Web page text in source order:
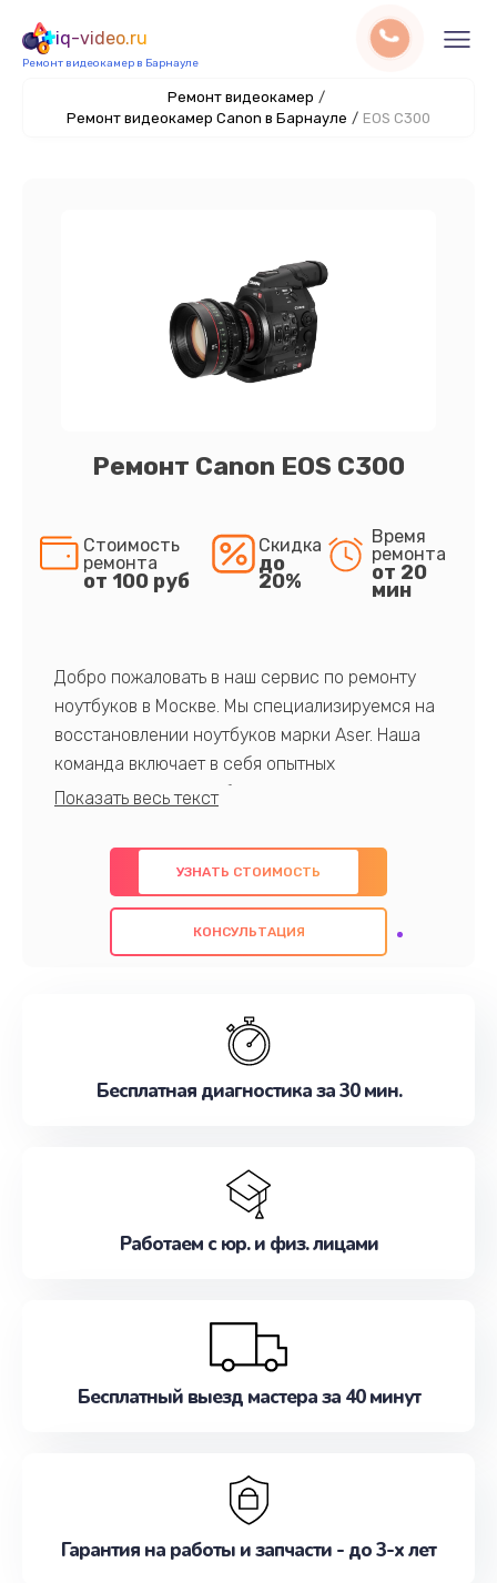
iq-video.ru
Ремонт видеокамер в Барнауле
Ремонт видеокамер /
Ремонт видеокамер Canon в Барнауле / EOS C300
Ремонт Canon EOS C300
Стоимость
ремонта
от 100 руб
Скидка
до
20%
Время
ремонта
от 20
мин
Добро пожаловать в наш сервис по ремонту
ноутбуков в Москве. Мы специализируемся на
восстановлении ноутбуков марки Aser. Наша
команда включает в себя опытных
профессионалов с обширными знаниями и
предлагаем быстрый и качественный ремонт с
использованием оригинальных компонентов, а
также гарантируем качество всех
проведенных работ. Наша цель - предоставить
наилучшим образом. Не медлите записаться на
УЗНАТЬ СТОИМОСТЬ
КОНСУЛЬТАЦИЯ
Бесплатная диагностика за 30 мин.
Работаем с юр. и физ. лицами
Бесплатный выезд мастера за 40 минут
Гарантия на работы и запчасти - до 3-х лет